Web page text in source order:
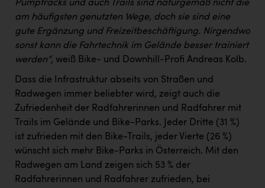
Pumptracks und auch Trails sind naturgemäß nicht die
am häufigsten genutzten Wege, doch sie sind eine
gute Ergänzung und Freizeitbeschäftigung. Nirgendwo
sonst kann die Fahrtechnik im Gelände besser trainiert
werden“, weiß Bike- und Downhill-Profi Andreas Kolb.
Dass die Infrastruktur abseits von Straßen und
Radwegen immer beliebter wird, zeigt auch die
Zufriedenheit der Radfahrerinnen und Radfahrer mit
Trails im Gelände und Bike-Parks. Jeder Dritte (31 %)
ist zufrieden mit den Bike-Trails, jeder Vierte (26 %)
wünscht sich mehr Bike-Parks in Österreich. Mit den
Radwegen am Land zeigen sich 53 % der
Radfahrerinnen und Radfahrer zufrieden, bei